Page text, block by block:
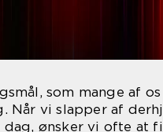
som mange af
Når vi slapper af
dag, ønsker vi ofte at